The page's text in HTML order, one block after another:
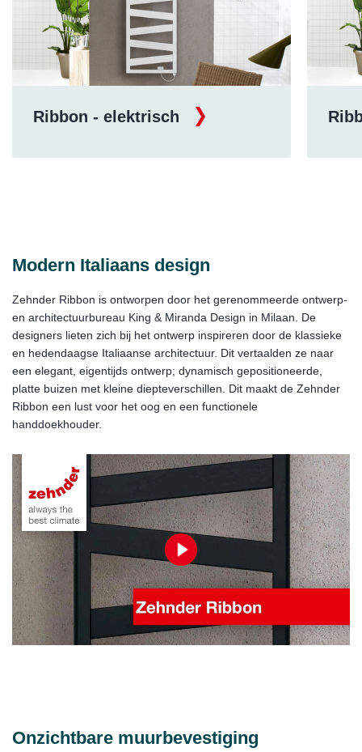
Ribbon - elektrisch
Modern Italiaans design
Zehnder Ribbon is ontworpen door het gerenommeerde ontwerp-
en architectuurbureau King & Miranda Design in Milaan. De
designers lieten zich bij het ontwerp inspireren door de klassieke
en hedendaagse Italiaanse architectuur. Dit vertaalden ze naar
een elegant, eigentijds ontwerp; dynamisch gepositioneerde,
platte buizen met kleine diepteverschillen. Dit maakt de Zehnder
Ribbon een lust voor het oog en een functionele
handdoekhouder.
Onzichtbare muurbevestiging